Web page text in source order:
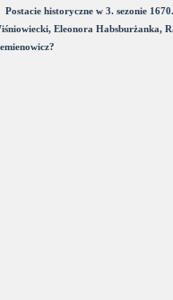
Postacie historyczne w 3. sezonie
Eleonora Habsburżanka,